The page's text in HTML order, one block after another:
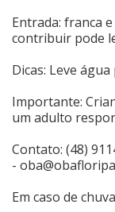
Entrada: franca
contribuir pode
Dicas: Leve
Importante:
um adulto
Contato: (48)
-
Em caso de